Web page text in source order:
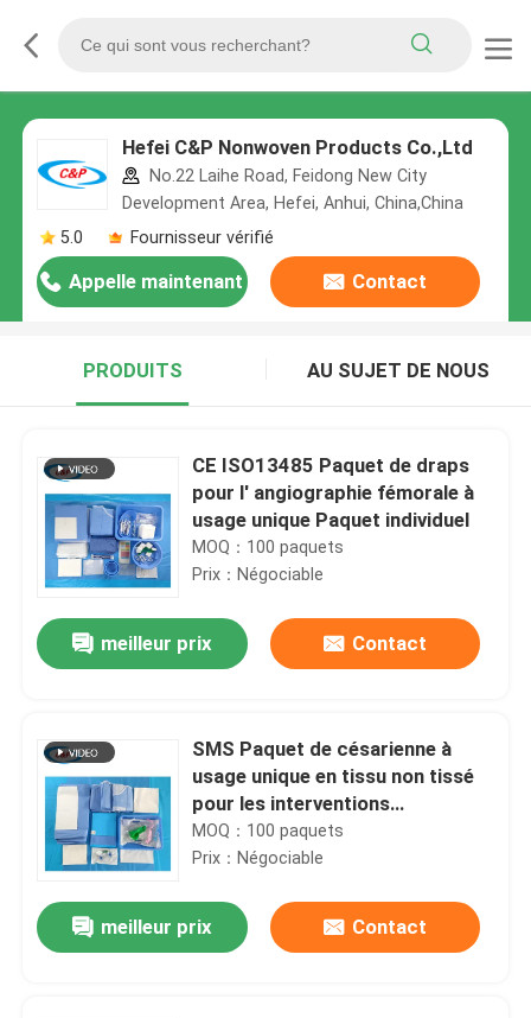
Hefei C&P Nonwoven Products Co.,Ltd
No.22 Laihe Road, Feidong New City
Development Area, Hefei, Anhui, China,China
5.0
Fournisseur vérifié
Appelle maintenant Contact
PRODUITS AU SUJET DE NOUS
CE ISO13485 Paquet de draps
pour l' angiographie fémorale à
usage unique Paquet individuel
MOQ：100 paquets
Prix：Négociable
meilleur prix Contact
SMS Paquet de césarienne à
usage unique en tissu non tissé
pour les interventions
chirurgicales
MOQ：100 paquets
Prix：Négociable
meilleur prix Contact